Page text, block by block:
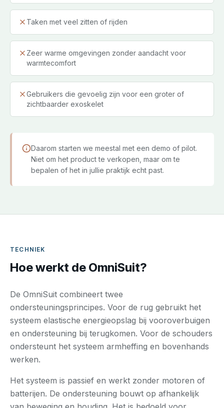
Taken met veel zitten of rijden
Zeer warme omgevingen zonder aandacht voor
warmtecomfort
Gebruikers die gevoelig zijn voor een groter of
zichtbaarder exoskelet
Daarom starten we meestal met een demo of pilot.
Niet om het product te verkopen, maar om te
bepalen of het in jullie praktijk echt past.
TECHNIEK
Hoe werkt de OmniSuit?
De OmniSuit combineert twee
ondersteuningsprincipes. Voor de rug gebruikt het
systeem elastische energieopslag bij vooroverbuigen
en ondersteuning bij terugkomen. Voor de schouders
ondersteunt het systeem armheffing en bovenhands
werken.
Het systeem is passief en werkt zonder motoren of
batterijen. De ondersteuning bouwt op afhankelijk